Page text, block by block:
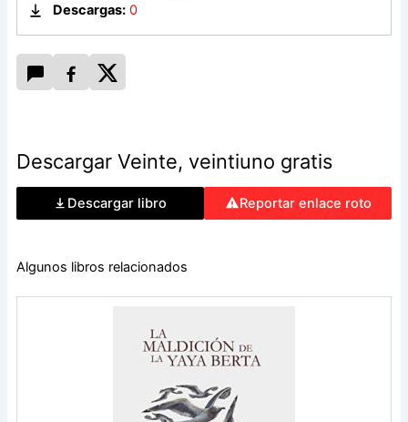
Veinte,veintiuno narra cinco estaciones en la vida de una
Una y otra vez, este libro nos recuerda que, bien mirado, lo
cotidiano es extraordinario.
Descargas: 0
Descargar Veinte, veintiuno gratis
Descargar libro Reportar enlace roto
Algunos libros relacionados